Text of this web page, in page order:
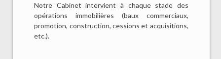
Notre Cabinet intervient à chaque stade des
opérations immobilières (baux commerciaux,
promotion, construction, cessions et acquisitions,
etc.).